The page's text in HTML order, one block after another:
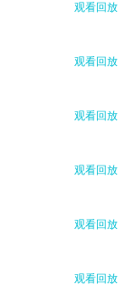
观看回放
观看回放
观看回放
观看回放
观看回放
观看回放